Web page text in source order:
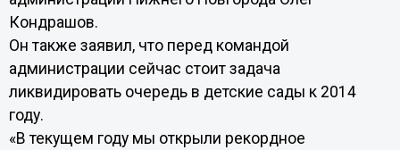
Кондрашов.
Он также заявил, что перед командой
администрации сейчас стоит задача
ликвидировать очередь в детские сады к 2014
году.
«В текущем году мы открыли рекордное